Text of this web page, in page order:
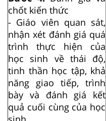
chốt kiến thức
- Giáo viên quan sát,
nhận xét đánh giá quá
trình thực hiện của
học sinh về thái độ,
tinh thần học tập, khả
năng giao tiếp, trình
bày và đánh giá kết
quả cuối cùng của học